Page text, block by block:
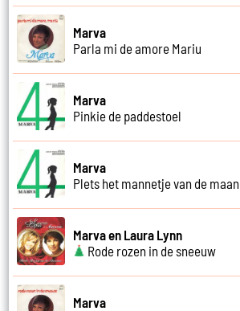
Marva
Parla mi de amore Mariu
Marva
Pinkie de paddestoel
Marva
Plets het mannetje van de maan
Marva en Laura Lynn
Rode rozen in de sneeuw
Marva